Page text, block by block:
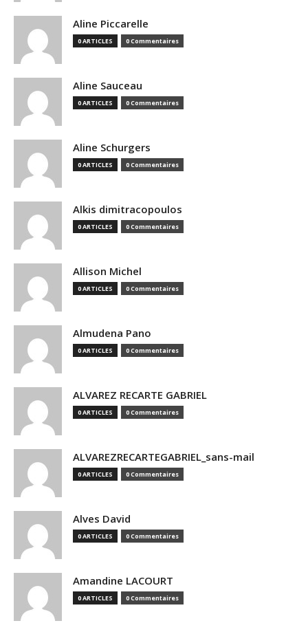
Aline Piccarelle
0 ARTICLES 0 Commentaires
Aline Sauceau
0 ARTICLES 0 Commentaires
Aline Schurgers
0 ARTICLES 0 Commentaires
Alkis dimitracopoulos
0 ARTICLES 0 Commentaires
Allison Michel
0 ARTICLES 0 Commentaires
Almudena Pano
0 ARTICLES 0 Commentaires
ALVAREZ RECARTE GABRIEL
0 ARTICLES 0 Commentaires
ALVAREZRECARTEGABRIEL_sans-mail
0 ARTICLES 0 Commentaires
Alves David
0 ARTICLES 0 Commentaires
Amandine LACOURT
0 ARTICLES 0 Commentaires